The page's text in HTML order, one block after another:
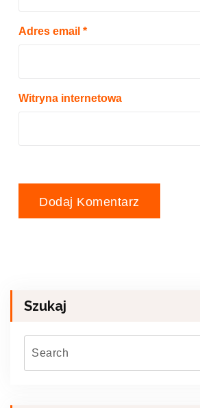
Adres email *
Witryna internetowa
Szukaj